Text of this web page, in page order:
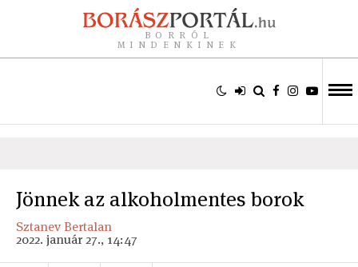
BORRÓL
MINDENKINEK
Jönnek az alkoholmentes borok
Sztanev Bertalan
2022. január 27., 14:47